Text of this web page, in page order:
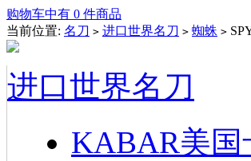
购物车中有 0 件商品
当前位置: 名刀 > 进口世界名刀 > 蜘蛛 >
进口世界名刀
KABAR美国